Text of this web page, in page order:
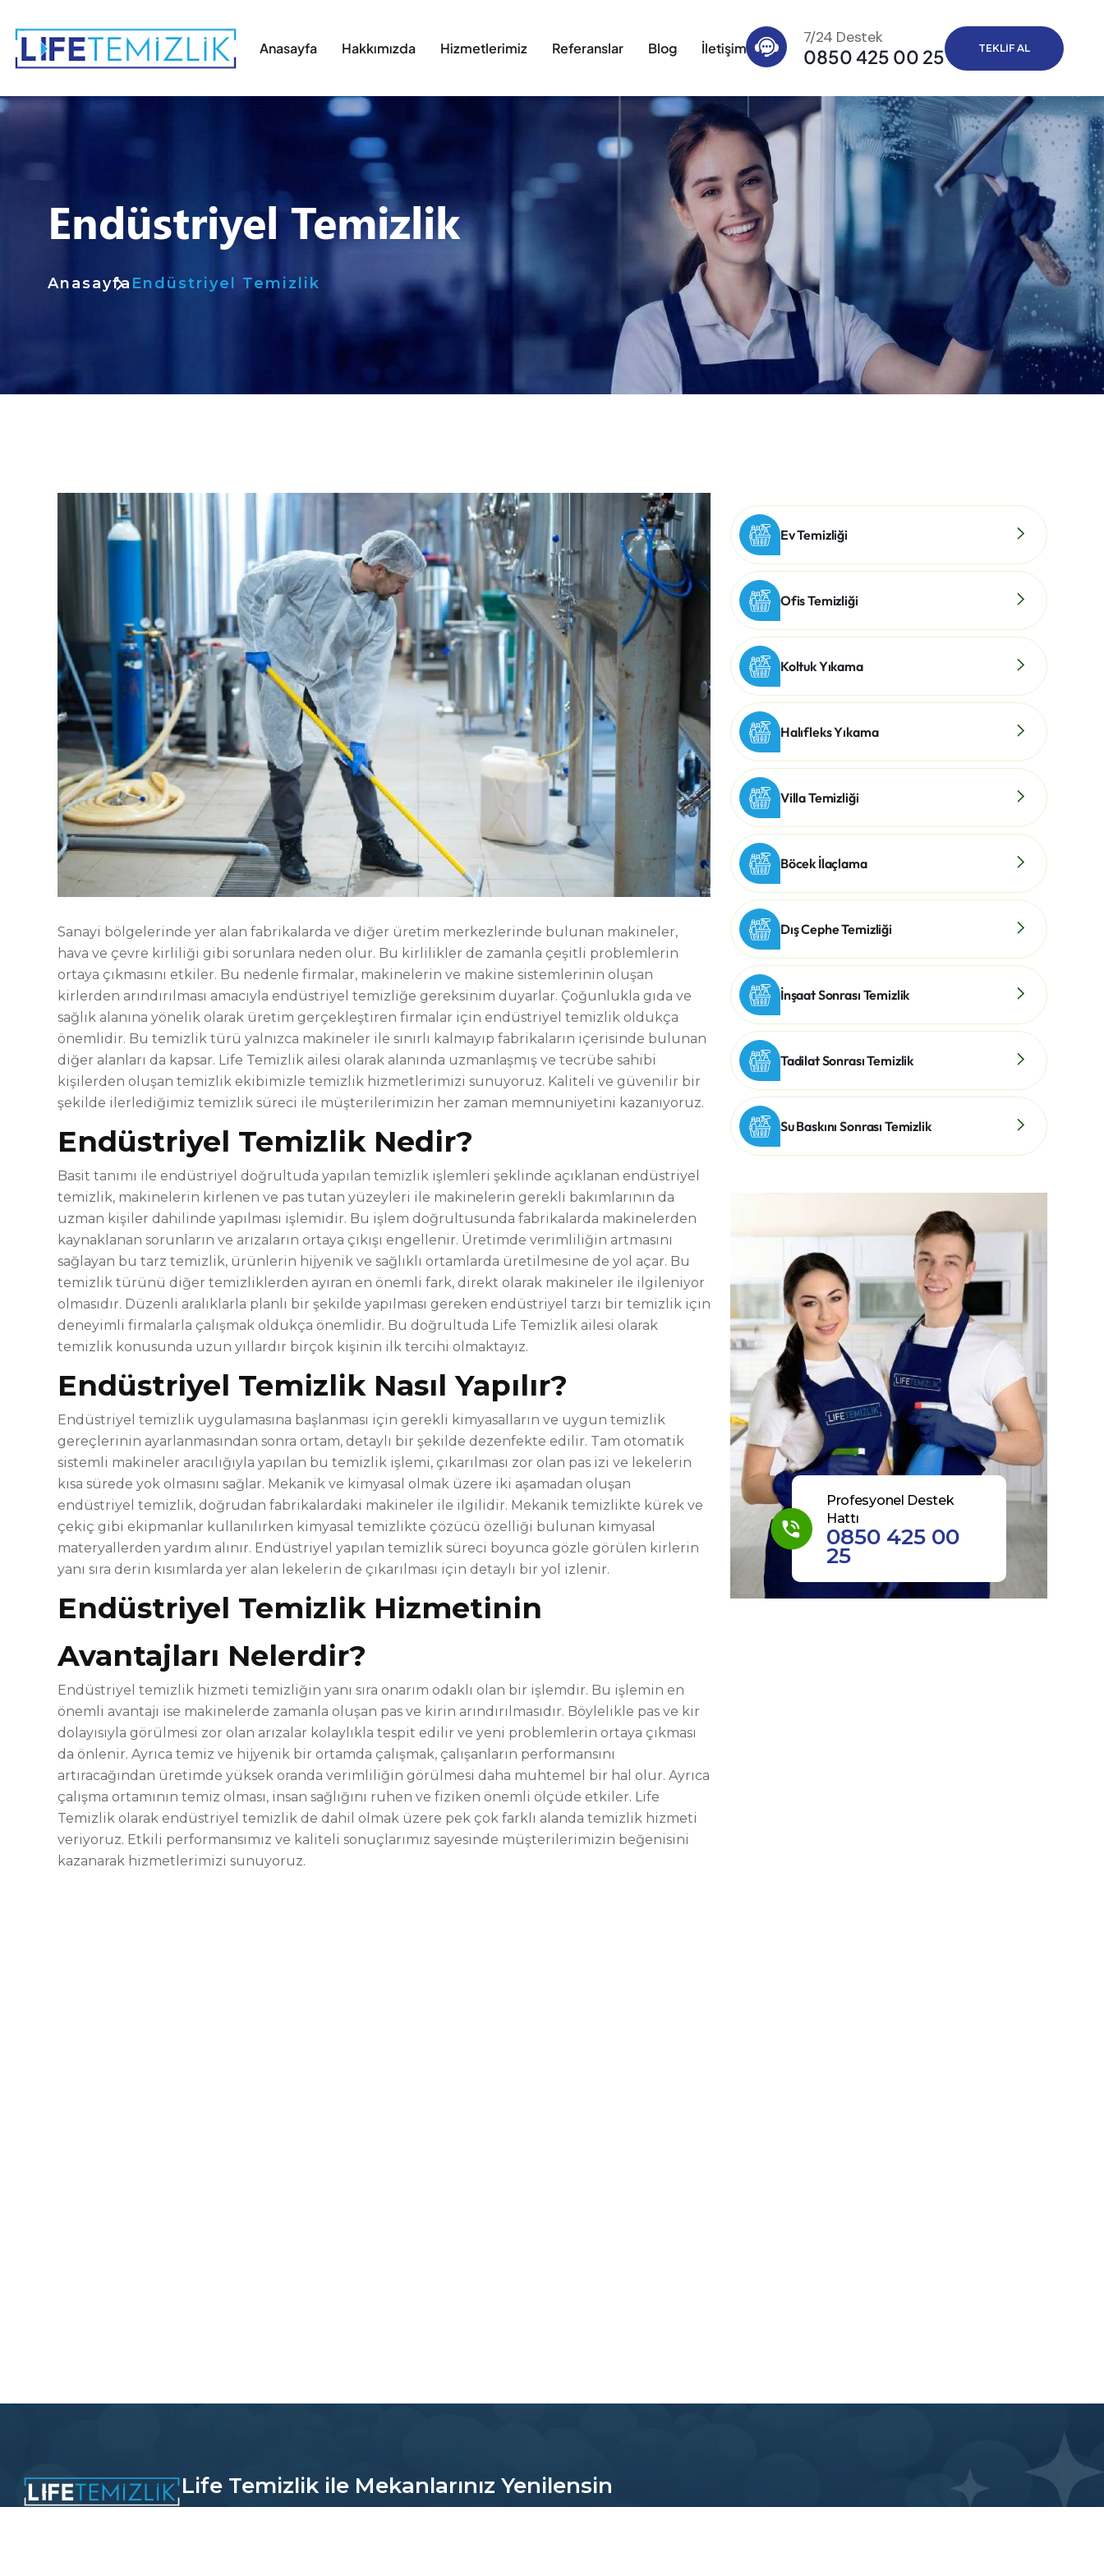
Anasayfa Hakkımızda Hizmetlerimiz Referanslar Blog İletişim
7/24 Destek
0850 425 00 25 TEKLIF AL
Endüstriyel Temizlik
Anasayfa Endüstriyel Temizlik
Sanayi bölgelerinde yer alan fabrikalarda ve diğer üretim merkezlerinde bulunan makineler,
hava ve çevre kirliliği gibi sorunlara neden olur. Bu kirlilikler de zamanla çeşitli problemlerin
ortaya çıkmasını etkiler. Bu nedenle firmalar, makinelerin ve makine sistemlerinin oluşan
kirlerden arındırılması amacıyla endüstriyel temizliğe gereksinim duyarlar. Çoğunlukla gıda ve
sağlık alanına yönelik olarak üretim gerçekleştiren firmalar için endüstriyel temizlik oldukça
önemlidir. Bu temizlik türü yalnızca makineler ile sınırlı kalmayıp fabrikaların içerisinde bulunan
diğer alanları da kapsar. Life Temizlik ailesi olarak alanında uzmanlaşmış ve tecrübe sahibi
kişilerden oluşan temizlik ekibimizle temizlik hizmetlerimizi sunuyoruz. Kaliteli ve güvenilir bir
şekilde ilerlediğimiz temizlik süreci ile müşterilerimizin her zaman memnuniyetini kazanıyoruz.
Endüstriyel Temizlik Nedir?
Basit tanımı ile endüstriyel doğrultuda yapılan temizlik işlemleri şeklinde açıklanan endüstriyel
temizlik, makinelerin kirlenen ve pas tutan yüzeyleri ile makinelerin gerekli bakımlarının da
uzman kişiler dahilinde yapılması işlemidir. Bu işlem doğrultusunda fabrikalarda makinelerden
kaynaklanan sorunların ve arızaların ortaya çıkışı engellenir. Üretimde verimliliğin artmasını
sağlayan bu tarz temizlik, ürünlerin hijyenik ve sağlıklı ortamlarda üretilmesine de yol açar. Bu
temizlik türünü diğer temizliklerden ayıran en önemli fark, direkt olarak makineler ile ilgileniyor
olmasıdır. Düzenli aralıklarla planlı bir şekilde yapılması gereken endüstriyel tarzı bir temizlik için
deneyimli firmalarla çalışmak oldukça önemlidir. Bu doğrultuda Life Temizlik ailesi olarak
temizlik konusunda uzun yıllardır birçok kişinin ilk tercihi olmaktayız.
Endüstriyel Temizlik Nasıl Yapılır?
Endüstriyel temizlik uygulamasına başlanması için gerekli kimyasalların ve uygun temizlik
gereçlerinin ayarlanmasından sonra ortam, detaylı bir şekilde dezenfekte edilir. Tam otomatik
sistemli makineler aracılığıyla yapılan bu temizlik işlemi, çıkarılması zor olan pas izi ve lekelerin
kısa sürede yok olmasını sağlar. Mekanik ve kimyasal olmak üzere iki aşamadan oluşan
endüstriyel temizlik, doğrudan fabrikalardaki makineler ile ilgilidir. Mekanik temizlikte kürek ve
çekiç gibi ekipmanlar kullanılırken kimyasal temizlikte çözücü özelliği bulunan kimyasal
materyallerden yardım alınır. Endüstriyel yapılan temizlik süreci boyunca gözle görülen kirlerin
yanı sıra derin kısımlarda yer alan lekelerin de çıkarılması için detaylı bir yol izlenir.
Endüstriyel Temizlik Hizmetinin
Avantajları Nelerdir?
Endüstriyel temizlik hizmeti temizliğin yanı sıra onarım odaklı olan bir işlemdir. Bu işlemin en
önemli avantajı ise makinelerde zamanla oluşan pas ve kirin arındırılmasıdır. Böylelikle pas ve kir
dolayısıyla görülmesi zor olan arızalar kolaylıkla tespit edilir ve yeni problemlerin ortaya çıkması
da önlenir. Ayrıca temiz ve hijyenik bir ortamda çalışmak, çalışanların performansını
artıracağından üretimde yüksek oranda verimliliğin görülmesi daha muhtemel bir hal olur. Ayrıca
çalışma ortamının temiz olması, insan sağlığını ruhen ve fiziken önemli ölçüde etkiler. Life
Temizlik olarak endüstriyel temizlik de dahil olmak üzere pek çok farklı alanda temizlik hizmeti
veriyoruz. Etkili performansımız ve kaliteli sonuçlarımız sayesinde müşterilerimizin beğenisini
kazanarak hizmetlerimizi sunuyoruz.
Ev Temizliği
Ofis Temizliği
Koltuk Yıkama
Halıfleks Yıkama
Villa Temizliği
Böcek İlaçlama
Dış Cephe Temizliği
İnşaat Sonrası Temizlik
Tadilat Sonrası Temizlik
Su Baskını Sonrası Temizlik
Profesyonel Destek
Hattı
0850 425 00
25
Life Temizlik ile Mekanlarınız Yenilensin